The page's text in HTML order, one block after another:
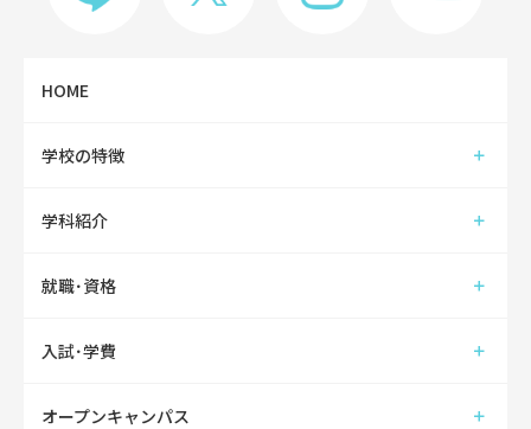
HOME
学校の特徴
学科紹介
就職･資格
入試･学費
オープンキャンパス